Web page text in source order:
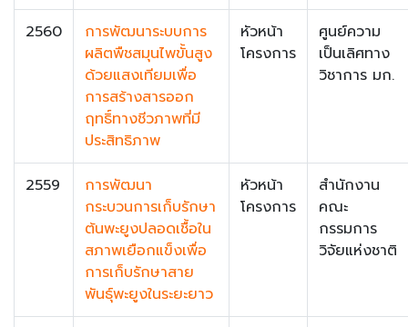
2560
การพัฒนาระบบการ
ผลิตพืชสมุนไพขั้นสูง
ด้วยแสงเทียมเพื่อ
การสร้างสารออก
ฤทธิ์ทางชีวภาพที่มี
ประสิทธิภาพ
หัวหน้า
โครงการ
ศูนย์ความ
เป็นเลิศทาง
วิชาการ มก.
2559
การพัฒนา
กระบวนการเก็บรักษา
ต้นพะยูงปลอดเชื้อใน
สภาพเยือกแข็งเพื่อ
การเก็บรักษาสาย
พันธุ์พะยูงในระยะยาว
หัวหน้า
โครงการ
สำนักงาน
คณะ
กรรมการ
วิจัยแห่งชาติ